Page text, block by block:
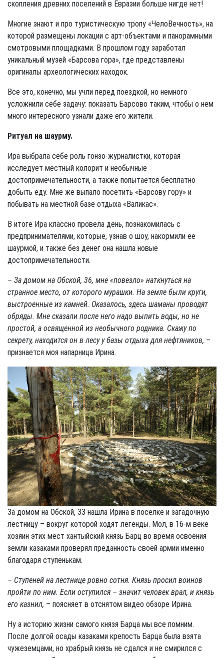
скопления древних поселений в Евразии больше нигде нет!
Многие знают и про туристическую тропу «ЧелоВечность», на
которой размещены локации с арт‑объектами и панорамными
смотровыми площадками. В прошлом году заработал
уникальный музей «Барсова гора», где представлены
оригиналы археологических находок.
Все это, конечно, мы учли перед поездкой, но немного
усложнили себе задачу: показать Барсово таким, чтобы о нем
много интересного узнали даже его жители.
Ритуал на шаурму.
Ира выбрала себе роль гонзо-журналистки, которая
исследует местный колорит и необычные
достопримечательности, а также попытается бесплатно
добыть еду. Мне же выпало посетить «Барсову гору» и
побывать на местной базе отдыха «Валикас».
В итоге Ира классно провела день, познакомилась с
предпринимателями, которые, узнав о шоу, накормили ее
шаурмой, и также без денег она нашла новые
достопримечательности.
– За домом на Обской, 36, мне «повезло» наткнуться на
странное место, от которого мурашки. На земле были круги,
выстроенные из камней. Оказалось, здесь шаманы проводят
обряды. Мне сказали после него надо выпить воды, но не
простой, а освященной из необычного родника. Скажу по
секрету, находится он в лесу у базы отдыха для нефтяников, –
признается моя напарница Ирина.
За домом на Обской, 33 нашла Ирина в поселке и загадочную
лестницу – вокруг которой ходят легенды. Мол, в 16-м веке
хозяин этих мест хантыйский князь Барц во время освоения
земли казаками проверял преданность своей армии именно
благодаря ступенькам.
– Ступеней на лестнице ровно сотня. Князь просил воинов
пройти по ним. Если оступился – значит человек врал, и князь
его казнил, – поясняет в отснятом видео обзоре Ирина.
Ну а историю жизни самого князя Барца мы все помним.
После долгой осады казаками крепость Барца была взята
чужеземцами, но храбрый князь не сдался и не смирился с